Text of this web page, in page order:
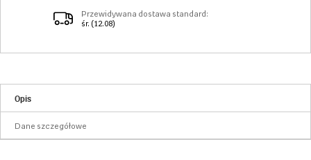
Przewidywana dostawa standard:
śr. (12.08)
Opis
Dane szczegółowe